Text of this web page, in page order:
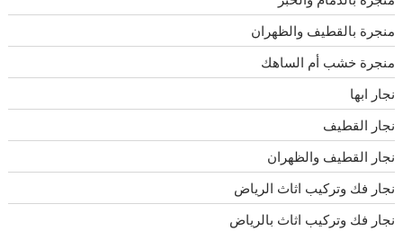
منجرة بالقطيف والظهران
منجرة خشب أم الساهك
نجار ابها
نجار القطيف
نجار القطيف والظهران
نجار فك وتركيب اثاث الرياض
نجار فك وتركيب اثاث بالرياض